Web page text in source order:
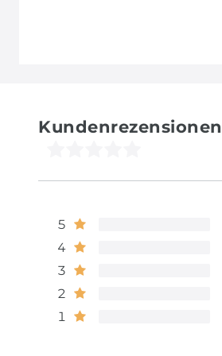
Kundenrezensionen
5
4
3
2
1